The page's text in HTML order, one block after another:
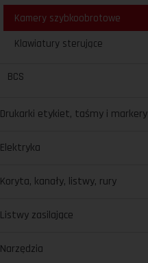
Kamery szybkoobrotowe
Klawiatury sterujące
BCS
Drukarki etykiet, taśmy i markery
Elektryka
Koryta, kanały, listwy, rury
Listwy zasilające
Narzędzia